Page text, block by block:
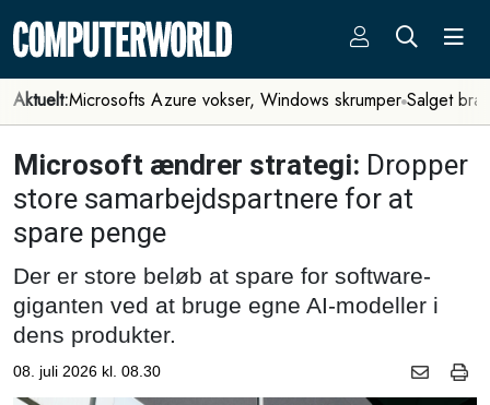
Aktuelt:Microsofts Azure vokser, Windows skrumper Salget
Microsoft ændrer strategi: Dropper
store samarbejdspartnere for at
spare penge
Der er store beløb at spare for software-
giganten ved at bruge egne AI-modeller i
dens produkter.
08. juli 2026 kl. 08.30